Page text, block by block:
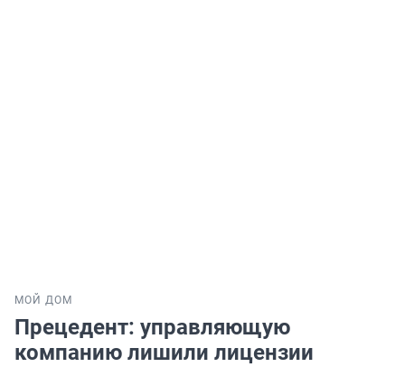
МОЙ ДОМ
Прецедент: управляющую
компанию лишили лицензии